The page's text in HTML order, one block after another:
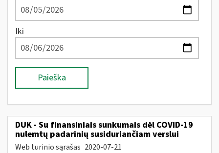
Iki
Paieška
DUK - Su finansiniais sunkumais dėl COVID-19
nulemtų padarinių susiduriančiam verslui
Web turinio sąrašas 2020-07-21